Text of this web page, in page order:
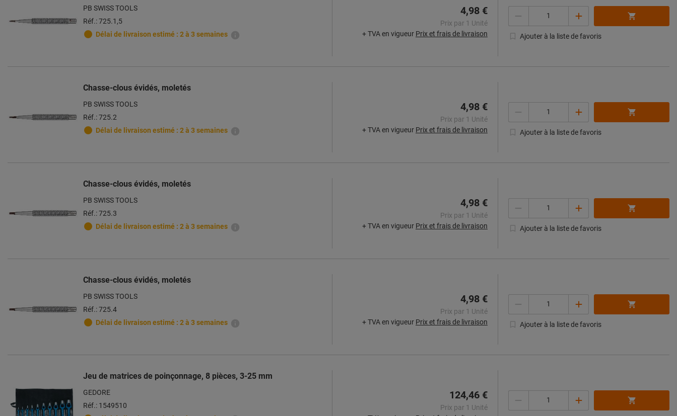
PB SWISS TOOLS
Réf.: 725.1,5
Délai de livraison estimé : 2 à 3 semaines
4,98 €
Prix par 1 Unité
+ TVA en vigueur Prix et frais de livraison Ajouter à la liste de favoris
Chasse-clous évidés, moletés
PB SWISS TOOLS
Réf.: 725.2
Délai de livraison estimé : 2 à 3 semaines
4,98 €
Prix par 1 Unité
+ TVA en vigueur Prix et frais de livraison Ajouter à la liste de favoris
Chasse-clous évidés, moletés
PB SWISS TOOLS
Réf.: 725.3
Délai de livraison estimé : 2 à 3 semaines
4,98 €
Prix par 1 Unité
+ TVA en vigueur Prix et frais de livraison Ajouter à la liste de favoris
Chasse-clous évidés, moletés
PB SWISS TOOLS
Réf.: 725.4
Délai de livraison estimé : 2 à 3 semaines
4,98 €
Prix par 1 Unité
+ TVA en vigueur Prix et frais de livraison Ajouter à la liste de favoris
Jeu de matrices de poinçonnage, 8 pièces, 3-25 mm
GEDORE
Réf.: 1549510
124,46 €
Prix par 1 Unité